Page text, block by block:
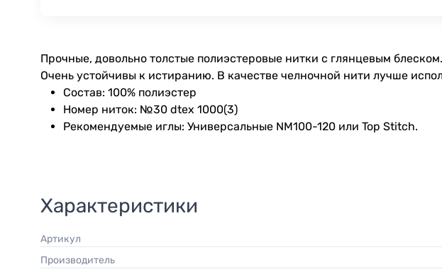
Прочные, довольно толстые полиэстеровые нитки с глянцевым
Очень устойчивы к истиранию. В качестве челночной нити лучше
Состав: 100% полиэстер
Номер ниток: №30 dtex 1000(3)
Рекомендуемые иглы: Универсальные NM100-120 или Top Stitch.
Характеристики
Артикул
Производитель